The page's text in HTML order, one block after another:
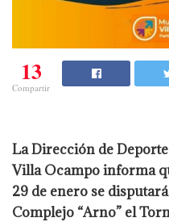
13
Compartir
La Dirección de
Villa Ocampo informa
29 de enero se
Complejo “Arno” el